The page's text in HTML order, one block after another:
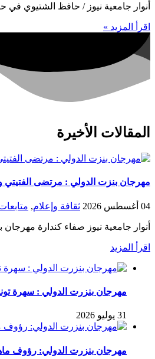
أنوار جامعية نيوز / حافظ الشتيوي
اقرأ المزيد »
المقالات الأخيرة
مهرجان بنزت الدولي : مرتضى الفتيتي
04 أغسطس 2026 ثقافة وإعلام,
أنوار جامعية نيوز صفاء كندارة
اقرأ المزيد
مهرجان بنزرت الدولي : سهرة
31 يوليو 2026
مهرجان بنزرت الدولي: رؤوف